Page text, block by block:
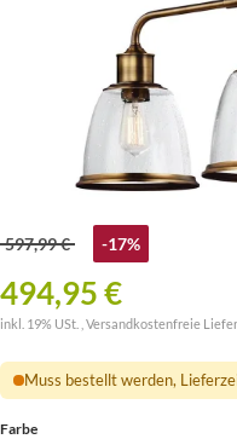
597,99 € -17%
494,95 €
inkl. 19% USt. , Versandkostenfreie
Muss bestellt werden,
Farbe